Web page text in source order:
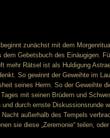
zunächst mit dem
Gebetsbuch des Einäugigen.
mehr Rätsel ist als Huldigung
So gewinnt der Geweihte im
seines Herrn. So der Geweihte
mit seinen Brüdern und
durch ernste Diskussionsrunde
außerhalb des Tempels
sie diese „Zeremonie“ teilen,